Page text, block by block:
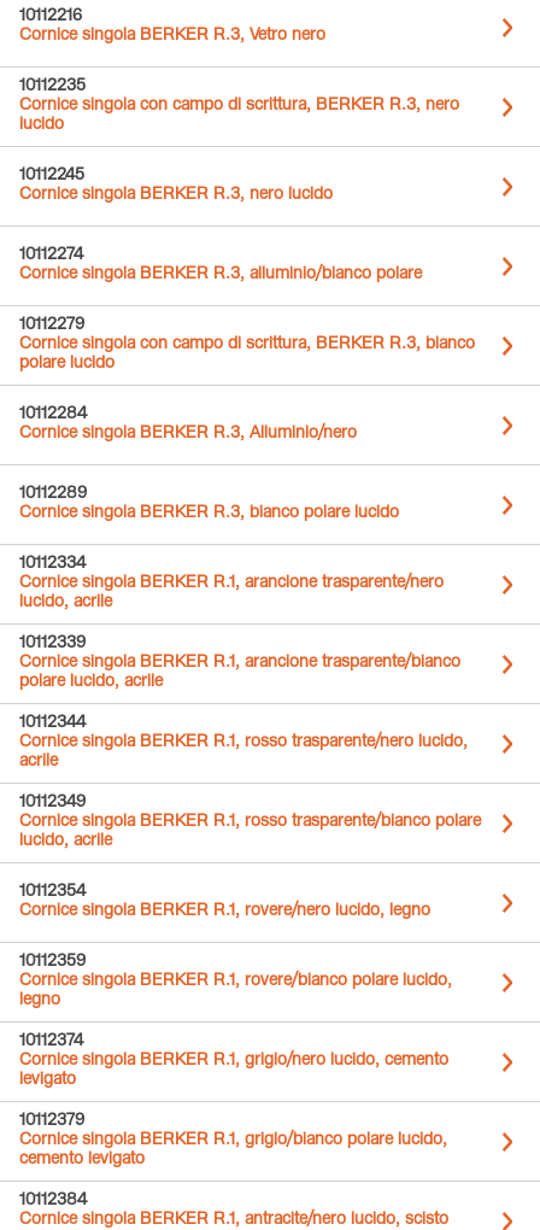
10112216
Cornice singola BERKER R.3, Vetro nero
10112235
Cornice singola con campo di scrittura, BERKER R.3, nero
lucido
10112245
Cornice singola BERKER R.3, nero lucido
10112274
Cornice singola BERKER R.3, alluminio/bianco polare
10112279
Cornice singola con campo di scrittura, BERKER R.3, bianco
polare lucido
10112284
Cornice singola BERKER R.3, Alluminio/nero
10112289
Cornice singola BERKER R.3, bianco polare lucido
10112334
Cornice singola BERKER R.1, arancione trasparente/nero
lucido, acrile
10112339
Cornice singola BERKER R.1, arancione trasparente/bianco
polare lucido, acrile
10112344
Cornice singola BERKER R.1, rosso trasparente/nero lucido,
acrile
10112349
Cornice singola BERKER R.1, rosso trasparente/bianco polare
lucido, acrile
10112354
Cornice singola BERKER R.1, rovere/nero lucido, legno
10112359
Cornice singola BERKER R.1, rovere/bianco polare lucido,
legno
10112374
Cornice singola BERKER R.1, grigio/nero lucido, cemento
levigato
10112379
Cornice singola BERKER R.1, grigio/bianco polare lucido,
cemento levigato
10112384
Cornice singola BERKER R.1, antracite/nero lucido, scisto